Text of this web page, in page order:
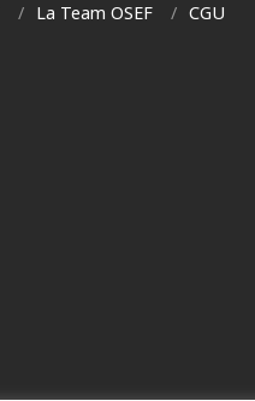
La Team OSEF CGU